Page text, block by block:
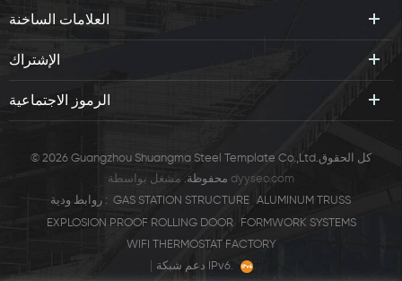
العلامات الساخنة
الإشتراك
الرموز الاجتماعية
© 2026 Guangzhou Shuangma Steel Template Co.,Ltd.كل الحقوق
محفوظة. dyyseo.com
روابط ودية : GAS STATION STRUCTURE
ALUMINUM TRUSS
EXPLOSION PROOF ROLLING DOOR
FORMWORK SYSTEMS
WIFI THERMOSTAT FACTORY
دعم شبكة IPv6.